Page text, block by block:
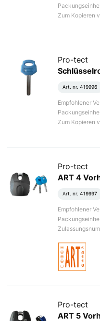
Zum Kopieren
Pro-tect
Art. nr. 419996
Empfohlener
Zum Kopieren
Pro-tect
ART 4
Art. nr. 419997
Empfohlener
Pro-tect
ART 5